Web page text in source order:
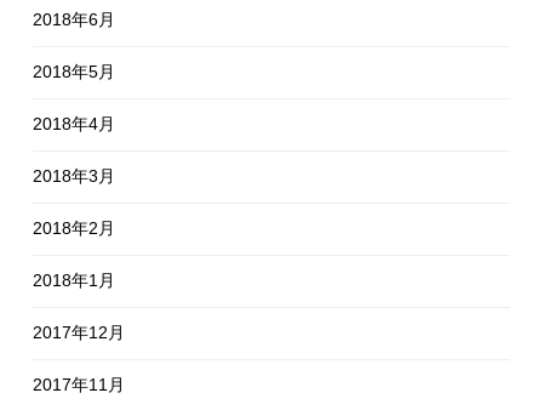
2018年6月
2018年5月
2018年4月
2018年3月
2018年2月
2018年1月
2017年12月
2017年11月